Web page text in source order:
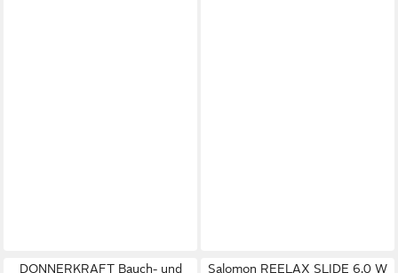
DONNERKRAFT Bauch- und Salomon REELAX SLIDE 6.0 W